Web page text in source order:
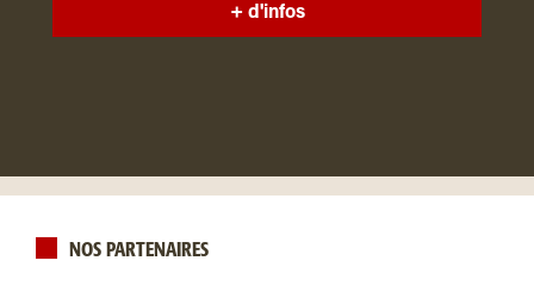
+ d'infos
NOS PARTENAIRES